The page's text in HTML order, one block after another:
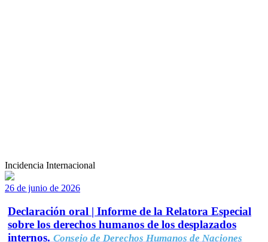
Incidencia Internacional
26 de junio de 2026
Declaración oral | Informe de la Relatora Especial
sobre los derechos humanos de los desplazados
internos. Consejo de Derechos Humanos de Naciones